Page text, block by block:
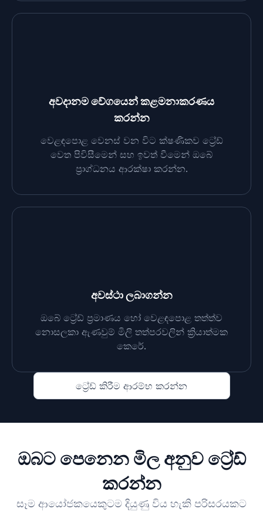
අවදානම වේගයෙන් කළමනාකරණය
කරන්න
වෙළඳපොළ වෙනස් වන විට ක්ෂණිකව ට්‍රේඩ්
වෙත පිවිසීමෙන් සහ ඉවත් වීමෙන් ඔබේ
ප්‍රාග්ධනය ආරක්ෂා කරන්න.
අවස්ථා ලබාගන්න
ඔබේ ට්‍රේඩ් ප්‍රමාණය හෝ වෙළඳපොළ තත්ත්ව
නොසලකා ඇණවුම් මිලි තත්පරවලින් ක්‍රියාත්මක
කෙරේ.
ට්‍රේඩ් කිරීම ආරම්භ කරන්න
ඔබට පෙනෙන මිල අනුව ට්‍රේඩ්
කරන්න
සෑම ආයෝජකයෙකුටම දියුණු විය හැකි පරිසරයකට